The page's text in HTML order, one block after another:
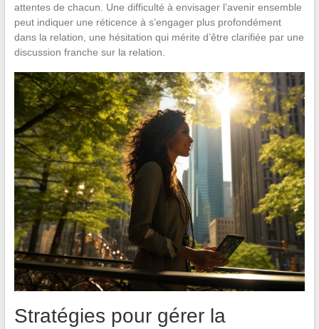
attentes de chacun. Une difficulté à envisager l’avenir ensemble
peut indiquer une réticence à s’engager plus profondément
dans la relation, une hésitation qui mérite d’être clarifiée par une
discussion franche sur la relation.
Stratégies pour gérer la